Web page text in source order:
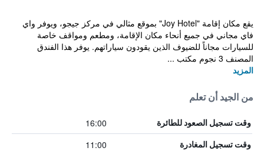
يقع مكان إقامة "Joy Hotel" بموقع مثالي في مركز جيجو، ويوفر واي
فاي مجاني في جميع أنحاء مكان الإقامة، ومطعم ومواقف خاصة
للسيارات مجاناً للضيوف الذين يقودون سياراتهم. يوفر هذا الفندق
المصنف 3 نجوم مكتب ...
المزيد
من الجيد أن تعلم
وقت تسجيل الصعود للطائرة 16:00
وقت تسجيل المغادرة 11:00